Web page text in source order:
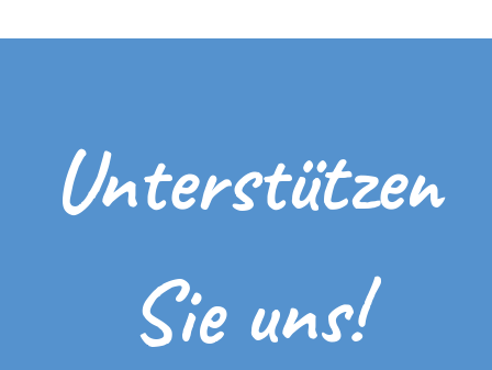
Unterstützen
Sie uns!